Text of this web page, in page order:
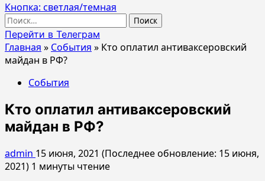
Кнопка: светлая/темная
Найти:
Перейти в Телеграм
Главная » События » Кто оплатил антиваксеровский
майдан в РФ?
События
Кто оплатил антиваксеровский
майдан в РФ?
admin 15 июня, 2021 (Последнее обновление: 15 июня,
2021) 1 минуты чтение